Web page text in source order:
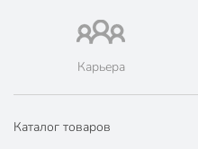
Карьера
Каталог товаров